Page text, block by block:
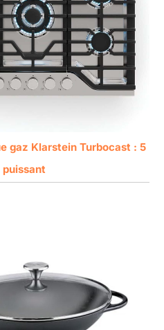
gaz Klarstein Turbocast : 5